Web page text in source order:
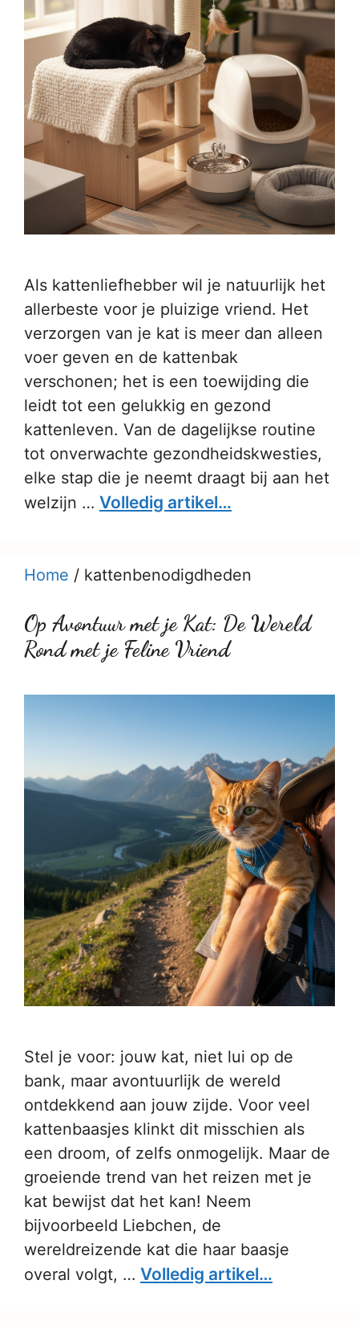
Als kattenliefhebber wil je natuurlijk het
allerbeste voor je pluizige vriend. Het
verzorgen van je kat is meer dan alleen
voer geven en de kattenbak
verschonen; het is een toewijding die
leidt tot een gelukkig en gezond
kattenleven. Van de dagelijkse routine
tot onverwachte gezondheidskwesties,
elke stap die je neemt draagt bij aan het
welzijn … Volledig artikel…
Home / kattenbenodigdheden
Op Avontuur met je Kat: De Wereld
Rond met je Feline Vriend
Stel je voor: jouw kat, niet lui op de
bank, maar avontuurlijk de wereld
ontdekkend aan jouw zijde. Voor veel
kattenbaasjes klinkt dit misschien als
een droom, of zelfs onmogelijk. Maar de
groeiende trend van het reizen met je
kat bewijst dat het kan! Neem
bijvoorbeeld Liebchen, de
wereldreizende kat die haar baasje
overal volgt, … Volledig artikel…